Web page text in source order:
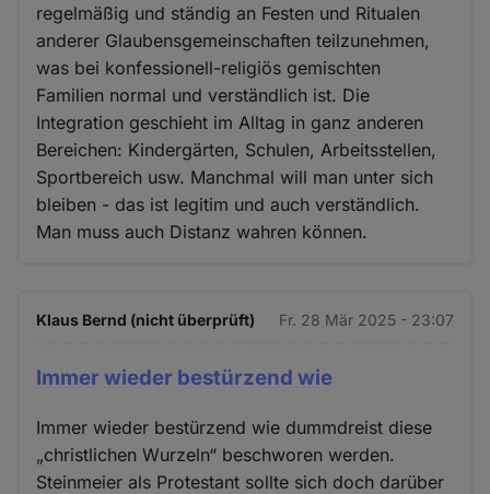
regelmäßig und ständig an Festen und Ritualen
anderer Glaubensgemeinschaften teilzunehmen,
was bei konfessionell-religiös gemischten
Familien normal und verständlich ist. Die
Integration geschieht im Alltag in ganz anderen
Bereichen: Kindergärten, Schulen, Arbeitsstellen,
Sportbereich usw. Manchmal will man unter sich
bleiben - das ist legitim und auch verständlich.
Man muss auch Distanz wahren können.
Klaus Bernd (nicht überprüft) Fr. 28 Mär 2025 - 23:07
Immer wieder bestürzend wie
Immer wieder bestürzend wie dummdreist diese
„christlichen Wurzeln“ beschworen werden.
Steinmeier als Protestant sollte sich doch darüber